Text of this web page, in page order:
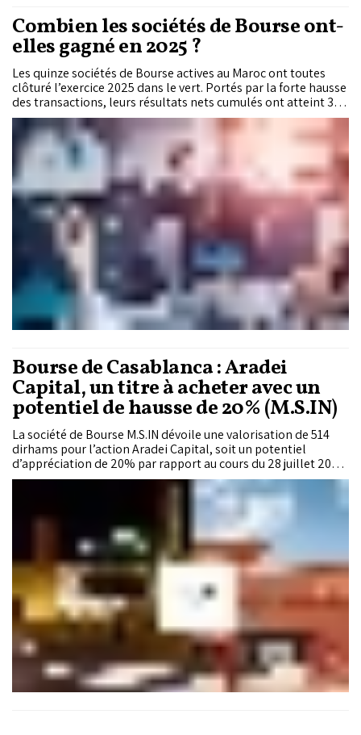
Combien les sociétés de Bourse ont-
elles gagné en 2025 ?
Les quinze sociétés de Bourse actives au Maroc ont toutes
clôturé l’exercice 2025 dans le vert. Portés par la forte hausse
des transactions, leurs résultats nets cumulés ont atteint 394
millions de dirhams, contre 153 millions un an auparavant. Le
secteur a également bénéficié d’un afflux inédit de nouveaux
investisseurs, avec plus de 401.000 comptes-titres recensés à
fin 2025.
Bourse de Casablanca : Aradei
Capital, un titre à acheter avec un
potentiel de hausse de 20% (M.S.IN)
La société de Bourse M.S.IN dévoile une valorisation de 514
dirhams pour l’action Aradei Capital, soit un potentiel
d’appréciation de 20% par rapport au cours du 28 juillet 2026.
La recommandation d'achat du titre repose sur la montée en
puissance des nouveaux actifs, un programme
d’investissement de 3,3 milliards de dirhams à l’horizon 2030
et la progression attendue des revenus locatifs.